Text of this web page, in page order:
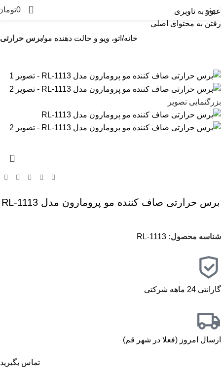
عبور به ناوبری
رفتن به محتوای اصلی
منو 0
0
خانه اتو، ویو و حالت دهنده مو برس حرارتی
بزرگنمایی تصویر
برس حرارتی صاف کننده مو پرومارون مدل RL-1113
شناسه محصول: RL-1113
گارانتی 24 ماهه شرکتی
ارسال امروز (فعلا در شهر قم)
تماس بگیرید